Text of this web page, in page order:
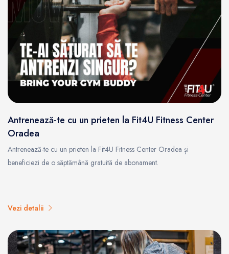
Antrenează-te cu un prieten la Fit4U Fitness Center
Oradea
Antrenează-te cu un prieten la Fit4U Fitness Center Oradea și
beneficiezi de o săptămână gratuită de abonament.
Vezi detalii